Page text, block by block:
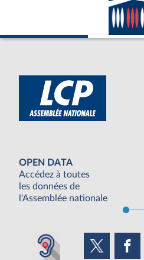
OPEN DATA
Accédez à toutes
les données de
l'Assemblée nationale